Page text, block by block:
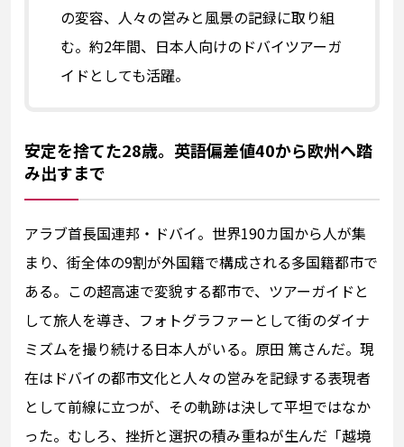
の変容、人々の営みと風景の記録に取り組
む。約2年間、日本人向けのドバイツアーガ
イドとしても活躍。
安定を捨てた28歳。英語偏差値40から欧州へ踏
み出すまで
アラブ首長国連邦・ドバイ。世界190カ国から人が集
まり、街全体の9割が外国籍で構成される多国籍都市で
ある。この超高速で変貌する都市で、ツアーガイドと
して旅人を導き、フォトグラファーとして街のダイナ
ミズムを撮り続ける日本人がいる。原田 篤さんだ。現
在はドバイの都市文化と人々の営みを記録する表現者
として前線に立つが、その軌跡は決して平坦ではなか
った。むしろ、挫折と選択の積み重ねが生んだ「越境